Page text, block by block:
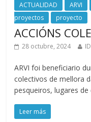
ACTUALIDAD ARVI
proyectos
proyecto
ACCIÓNS
28 octubre, 2024
ARVI foi beneficiario
colectivos de mellora
pesqueiros, lugares
Leer más